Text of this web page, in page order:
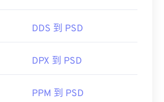
DDS 到 PSD
DPX 到 PSD
PPM 到 PSD